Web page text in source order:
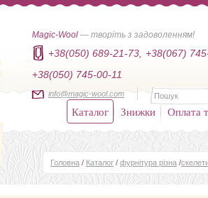
Magic-Wool — творіть з задоволенням!
+38(050) 689-21-73,
+38(067)
+38(050) 745-00-11
info@magic-wool.com
Каталог Знижки Оплата
Головна / Каталог / фурнітура різна /